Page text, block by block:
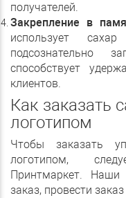
получателей.
Закрепление в
использует
подсознательно
способствует
клиентов.
Как заказать
логотипом
Чтобы заказать
логотипом,
Принтмаркет.
заказ, провести